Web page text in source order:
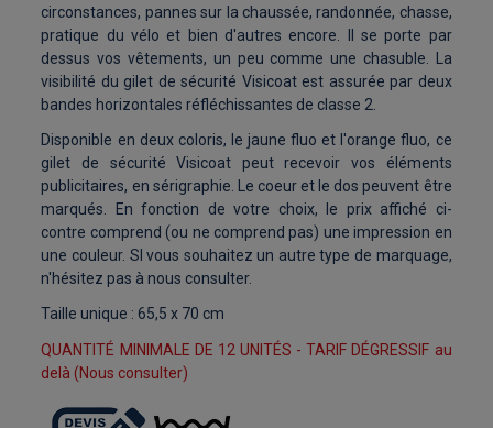
circonstances, pannes sur la chaussée, randonnée, chasse,
pratique du vélo et bien d'autres encore. Il se porte par
dessus vos vêtements, un peu comme une chasuble. La
visibilité du gilet de sécurité Visicoat est assurée par deux
bandes horizontales réfléchissantes de classe 2.
Disponible en deux coloris, le jaune fluo et l'orange fluo, ce
gilet de sécurité Visicoat peut recevoir vos éléments
publicitaires, en sérigraphie. Le coeur et le dos peuvent être
marqués. En fonction de votre choix, le prix affiché ci-
contre comprend (ou ne comprend pas) une impression en
une couleur. SI vous souhaitez un autre type de marquage,
n'hésitez pas à nous consulter.
Taille unique : 65,5 x 70 cm
QUANTITÉ MINIMALE DE 12 UNITÉS - TARIF DÉGRESSIF au
delà (Nous consulter)